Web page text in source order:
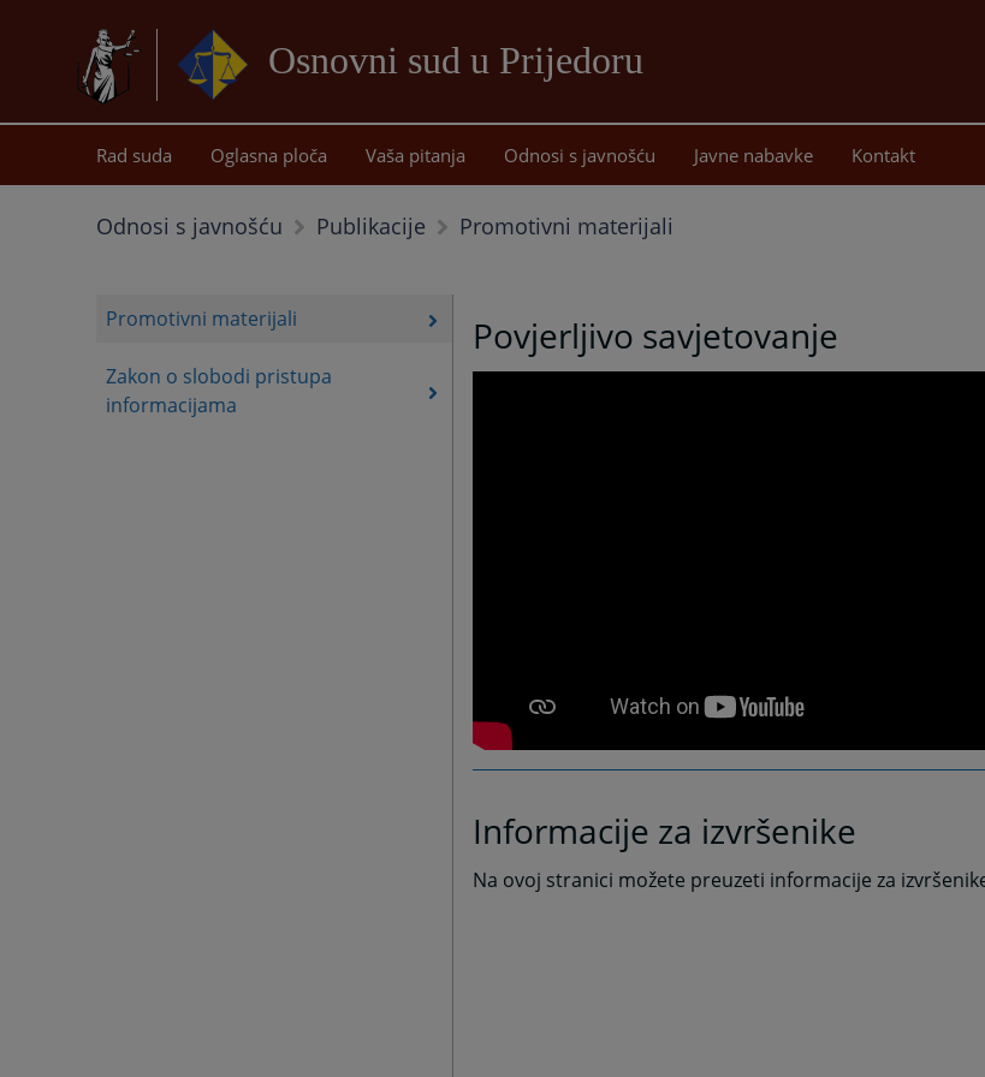
Osnovni sud u Prijedoru
sadržaj
Rad suda Oglasna ploča Vaša pitanja Odnosi s javnošću Javne nabavke Kontakt
Odnosi s javnošću Publikacije Promotivni materijali
Promotivni materijali
Zakon o slobodi pristupa
informacijama
Povjerljivo savjetovanje
Informacije za izvršenike
Na ovoj stranici možete preuzeti informacije za